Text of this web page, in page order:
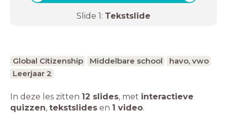
Slide 1: Tekstslide
Global Citizenship Middelbare school
havo, vwo
Leerjaar 2
In deze les zitten 12 slides, met interactieve
quizzen, tekstslides en 1 video.